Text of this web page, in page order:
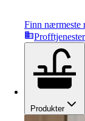
Finn nærmeste
Profftjenester
Produkter